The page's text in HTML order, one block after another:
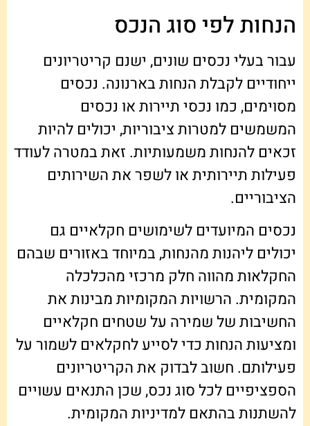
הנחות לפי סוג הנכס
עבור בעלי נכסים שונים, ישנם קריטריונים
ייחודיים לקבלת הנחות בארנונה. נכסים
מסוימים, כמו נכסי תיירות או נכסים
המשמשים למטרות ציבוריות, יכולים להיות
זכאים להנחות משמעותיות. זאת במטרה לעודד
פעילות תיירותית או לשפר את השירותים
הציבוריים.
נכסים המיועדים לשימושים חקלאיים גם
יכולים ליהנות מהנחות, במיוחד באזורים שבהם
החקלאות מהווה חלק מרכזי מהכלכלה
המקומית. הרשויות המקומיות מבינות את
החשיבות של שמירה על שטחים חקלאיים
ומציעות הנחות כדי לסייע לחקלאים לשמור על
פעילותם. חשוב לבדוק את הקריטריונים
הספציפיים לכל סוג נכס, שכן התנאים עשויים
להשתנות בהתאם למדיניות המקומית.